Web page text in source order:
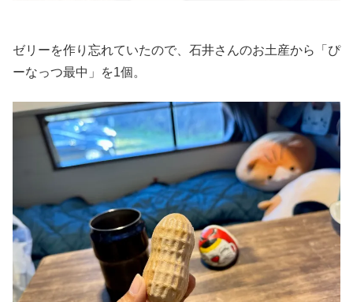
ゼリーを作り忘れていたので、石井さんのお土産から「ぴ
ーなっつ最中」を1個。